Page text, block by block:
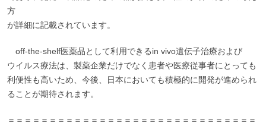
方
が詳細に記載されています。
off-the-shelf医薬品として利用できるin vivo遺伝子治療および
ウイルス療法は、製薬企業だけでなく患者や医療従事者にとっても
利便性も高いため、今後、日本においても積極的に開発が進められ
ることが期待されます。
＝＝＝＝＝＝＝＝＝＝＝＝＝＝＝＝＝＝＝＝＝＝＝＝＝＝＝＝＝＝